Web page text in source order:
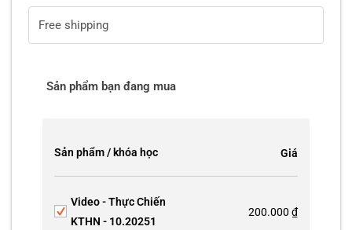
Free shipping
Sản phẩm bạn đang mua
Sản phẩm / khóa học Giá
Video - Thực Chiến
KTHN - 10.20251
200.000 ₫